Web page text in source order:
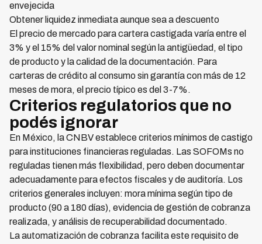
envejecida
Obtener liquidez inmediata aunque sea a descuento
El precio de mercado para cartera castigada varía entre el
3% y el 15% del valor nominal según la antigüedad, el tipo
de producto y la calidad de la documentación. Para
carteras de crédito al consumo sin garantía con más de 12
meses de mora, el precio típico es del 3-7%.
Criterios regulatorios que no
podés ignorar
En México, la CNBV establece criterios mínimos de castigo
para instituciones financieras reguladas. Las SOFOMs no
reguladas tienen más flexibilidad, pero deben documentar
adecuadamente para efectos fiscales y de auditoría. Los
criterios generales incluyen: mora mínima según tipo de
producto (90 a 180 días), evidencia de gestión de cobranza
realizada, y análisis de recuperabilidad documentado.
La automatización de cobranza facilita este requisito de